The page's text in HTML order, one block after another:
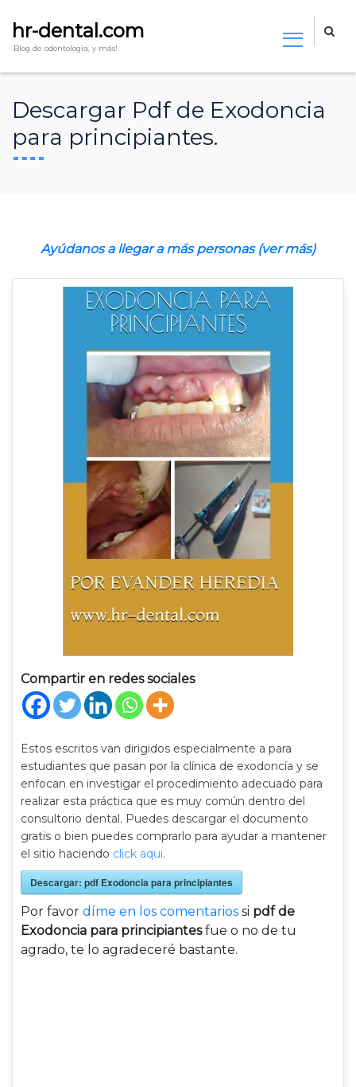
hr-dental.com
Blog de odontologia, y más!
Descargar Pdf de Exodoncia
para principiantes.
Ayúdanos a llegar a más personas (ver más)
Compartir en redes sociales
Estos escritos van dirigidos especialmente a para
estudiantes que pasan por la clínica de exodoncía y se
enfocan en investigar el procedimiento adecuado para
realizar esta práctica que es muy común dentro del
consultorio dental. Puedes descargar el documento
gratis o bien puedes comprarlo para ayudar a mantener
el sitio haciendo click aqui.
Descargar: pdf Exodoncia para principiantes
Por favor díme en los comentarios si pdf de
Exodoncia para principiantesfue o no de tu
agrado, te lo agradeceré bastante.